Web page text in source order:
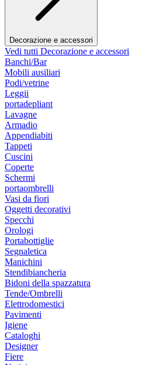
Decorazione e accessori
Vedi tutti Decorazione e accessori
Banchi/Bar
Mobili ausiliari
Podi/vetrine
Leggii
portadepliant
Lavagne
Armadio
Appendiabiti
Tappeti
Cuscini
Coperte
Schermi
portaombrelli
Vasi da fiori
Oggetti decorativi
Specchi
Orologi
Portabottiglie
Segnaletica
Manichini
Stendibiancheria
Bidoni della spazzatura
Tende/Ombrelli
Elettrodomestici
Pavimenti
Igiene
Cataloghi
Designer
Fiere